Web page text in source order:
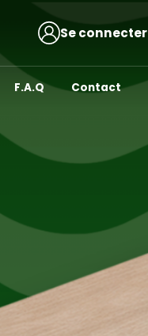
Se connecter
F.A.Q Contact